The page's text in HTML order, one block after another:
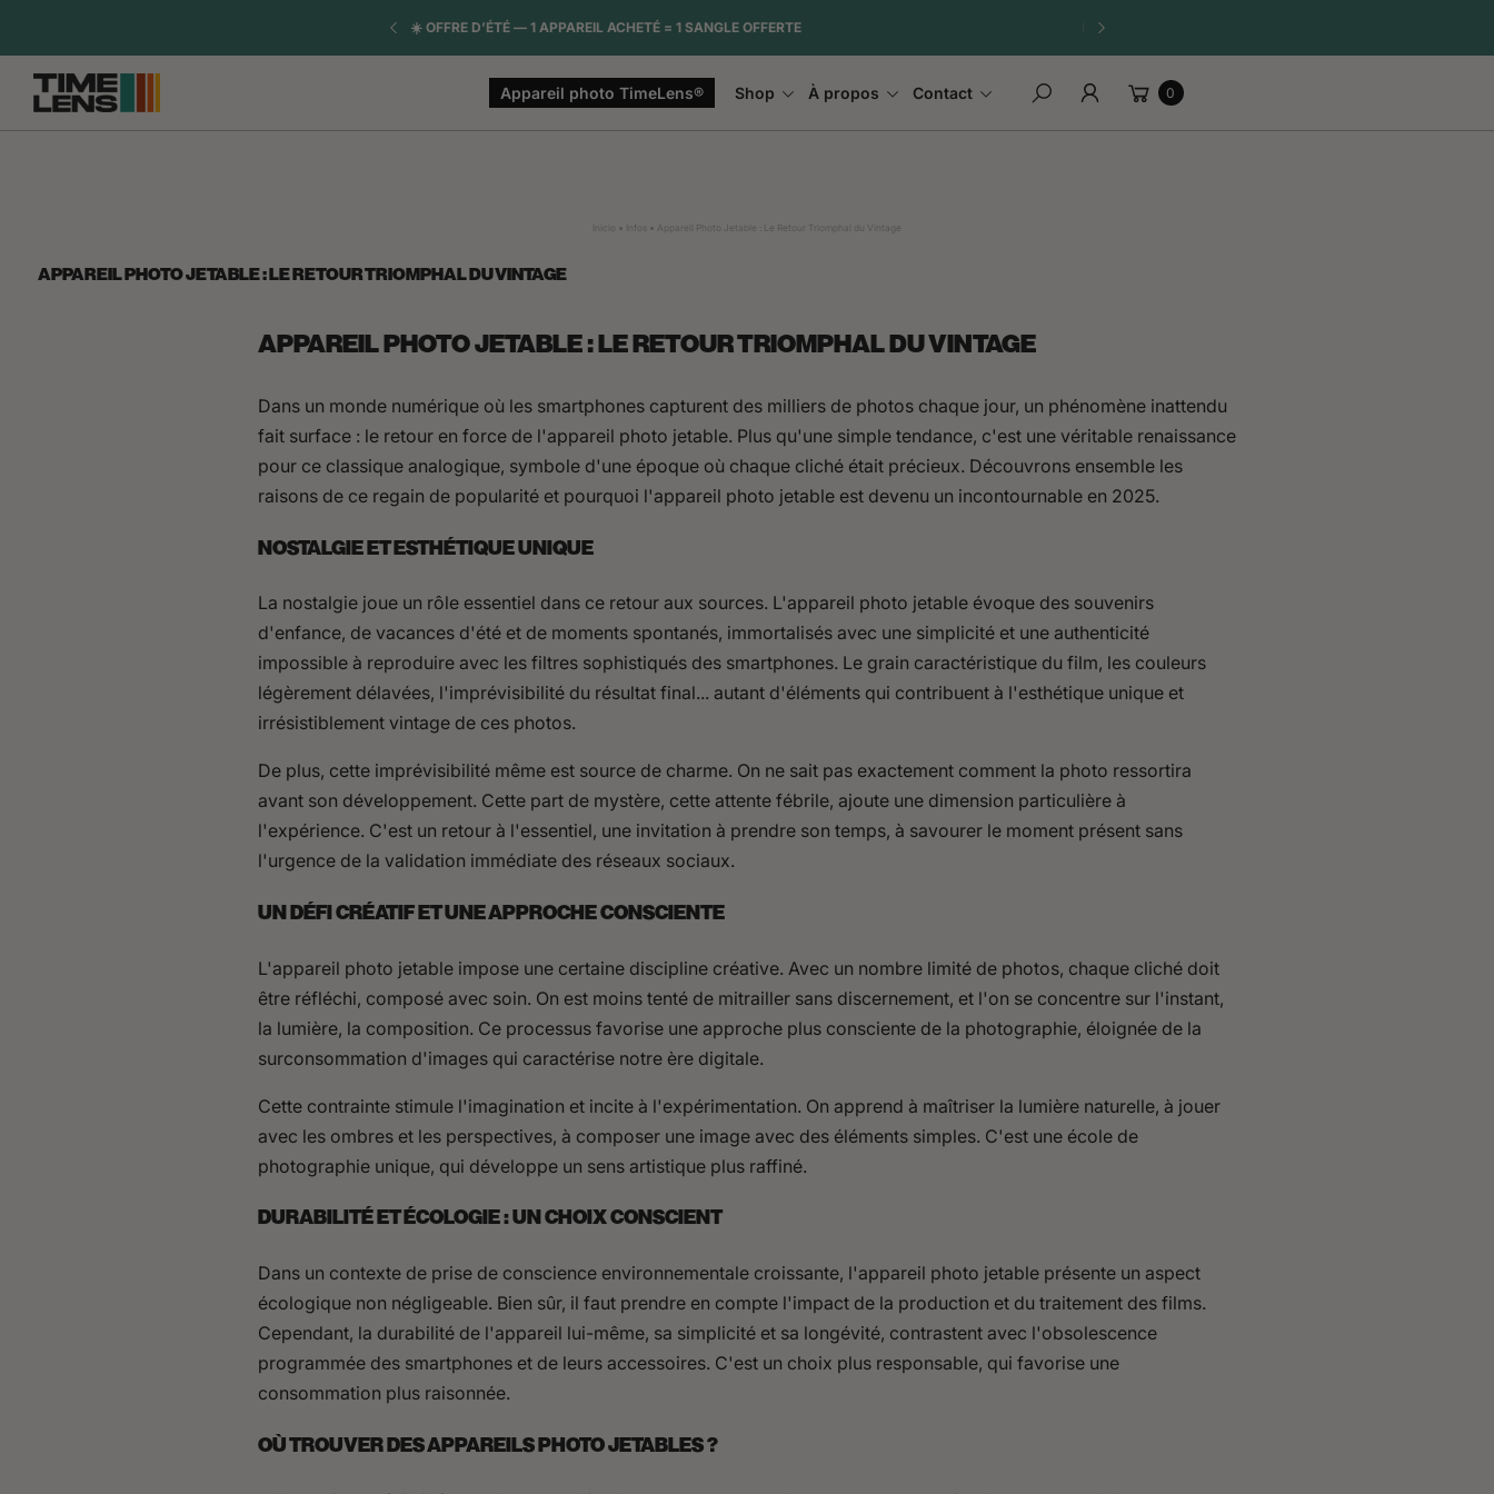
RUPTURE DE STOCK IMMINENTE. DATE DE RÉASSORT INCERTAIN. ☀️ OFFRE D’ÉTÉ — 1 APPAREIL ACHETÉ = 1 SANGLE OFFERTE
Appareil photo TimeLens® Shop À propos Contact
Buscar
Carrito
0
Infos Appareil Photo Jetable : Le Retour Triomphal du Vintage
APPAREIL PHOTO JETABLE : LE RETOUR TRIOMPHAL DU VINTAGE
APPAREIL PHOTO JETABLE : LE RETOUR TRIOMPHAL DU VINTAGE
Dans un monde numérique où les smartphones capturent des milliers de photos chaque jour, un phénomène inattendu
fait surface : le retour en force de l'appareil photo jetable. Plus qu'une simple tendance, c'est une véritable renaissance
pour ce classique analogique, symbole d'une époque où chaque cliché était précieux. Découvrons ensemble les
raisons de ce regain de popularité et pourquoi l'appareil photo jetable est devenu un incontournable en 2025.
NOSTALGIE ET ESTHÉTIQUE UNIQUE
La nostalgie joue un rôle essentiel dans ce retour aux sources. L'appareil photo jetable évoque des souvenirs
d'enfance, de vacances d'été et de moments spontanés, immortalisés avec une simplicité et une authenticité
impossible à reproduire avec les filtres sophistiqués des smartphones. Le grain caractéristique du film, les couleurs
légèrement délavées, l'imprévisibilité du résultat final... autant d'éléments qui contribuent à l'esthétique unique et
irrésistiblement vintage de ces photos.
De plus, cette imprévisibilité même est source de charme. On ne sait pas exactement comment la photo ressortira
avant son développement. Cette part de mystère, cette attente fébrile, ajoute une dimension particulière à
l'expérience. C'est un retour à l'essentiel, une invitation à prendre son temps, à savourer le moment présent sans
l'urgence de la validation immédiate des réseaux sociaux.
UN DÉFI CRÉATIF ET UNE APPROCHE CONSCIENTE
L'appareil photo jetable impose une certaine discipline créative. Avec un nombre limité de photos, chaque cliché doit
être réfléchi, composé avec soin. On est moins tenté de mitrailler sans discernement, et l'on se concentre sur l'instant,
la lumière, la composition. Ce processus favorise une approche plus consciente de la photographie, éloignée de la
surconsommation d'images qui caractérise notre ère digitale.
Cette contrainte stimule l'imagination et incite à l'expérimentation. On apprend à maîtriser la lumière naturelle, à jouer
avec les ombres et les perspectives, à composer une image avec des éléments simples. C'est une école de
photographie unique, qui développe un sens artistique plus raffiné.
DURABILITÉ ET ÉCOLOGIE : UN CHOIX CONSCIENT
Dans un contexte de prise de conscience environnementale croissante, l'appareil photo jetable présente un aspect
écologique non négligeable. Bien sûr, il faut prendre en compte l'impact de la production et du traitement des films.
Cependant, la durabilité de l'appareil lui-même, sa simplicité et sa longévité, contrastent avec l'obsolescence
programmée des smartphones et de leurs accessoires. C'est un choix plus responsable, qui favorise une
consommation plus raisonnée.
OÙ TROUVER DES APPAREILS PHOTO JETABLES ?